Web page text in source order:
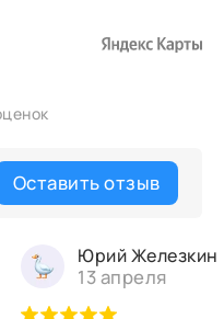
Оставить отзыв
Юрий Железкин
13 апреля